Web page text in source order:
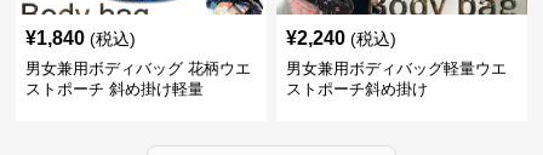
¥1,840 (税込)
男女兼用ボディバッグ 花柄ウエ
ストポーチ 斜め掛け軽量
¥2,240 (税込)
男女兼用ボディバッグ軽量ウエ
ストポーチ斜め掛け